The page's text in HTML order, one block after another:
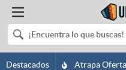
Destacados Atrapa